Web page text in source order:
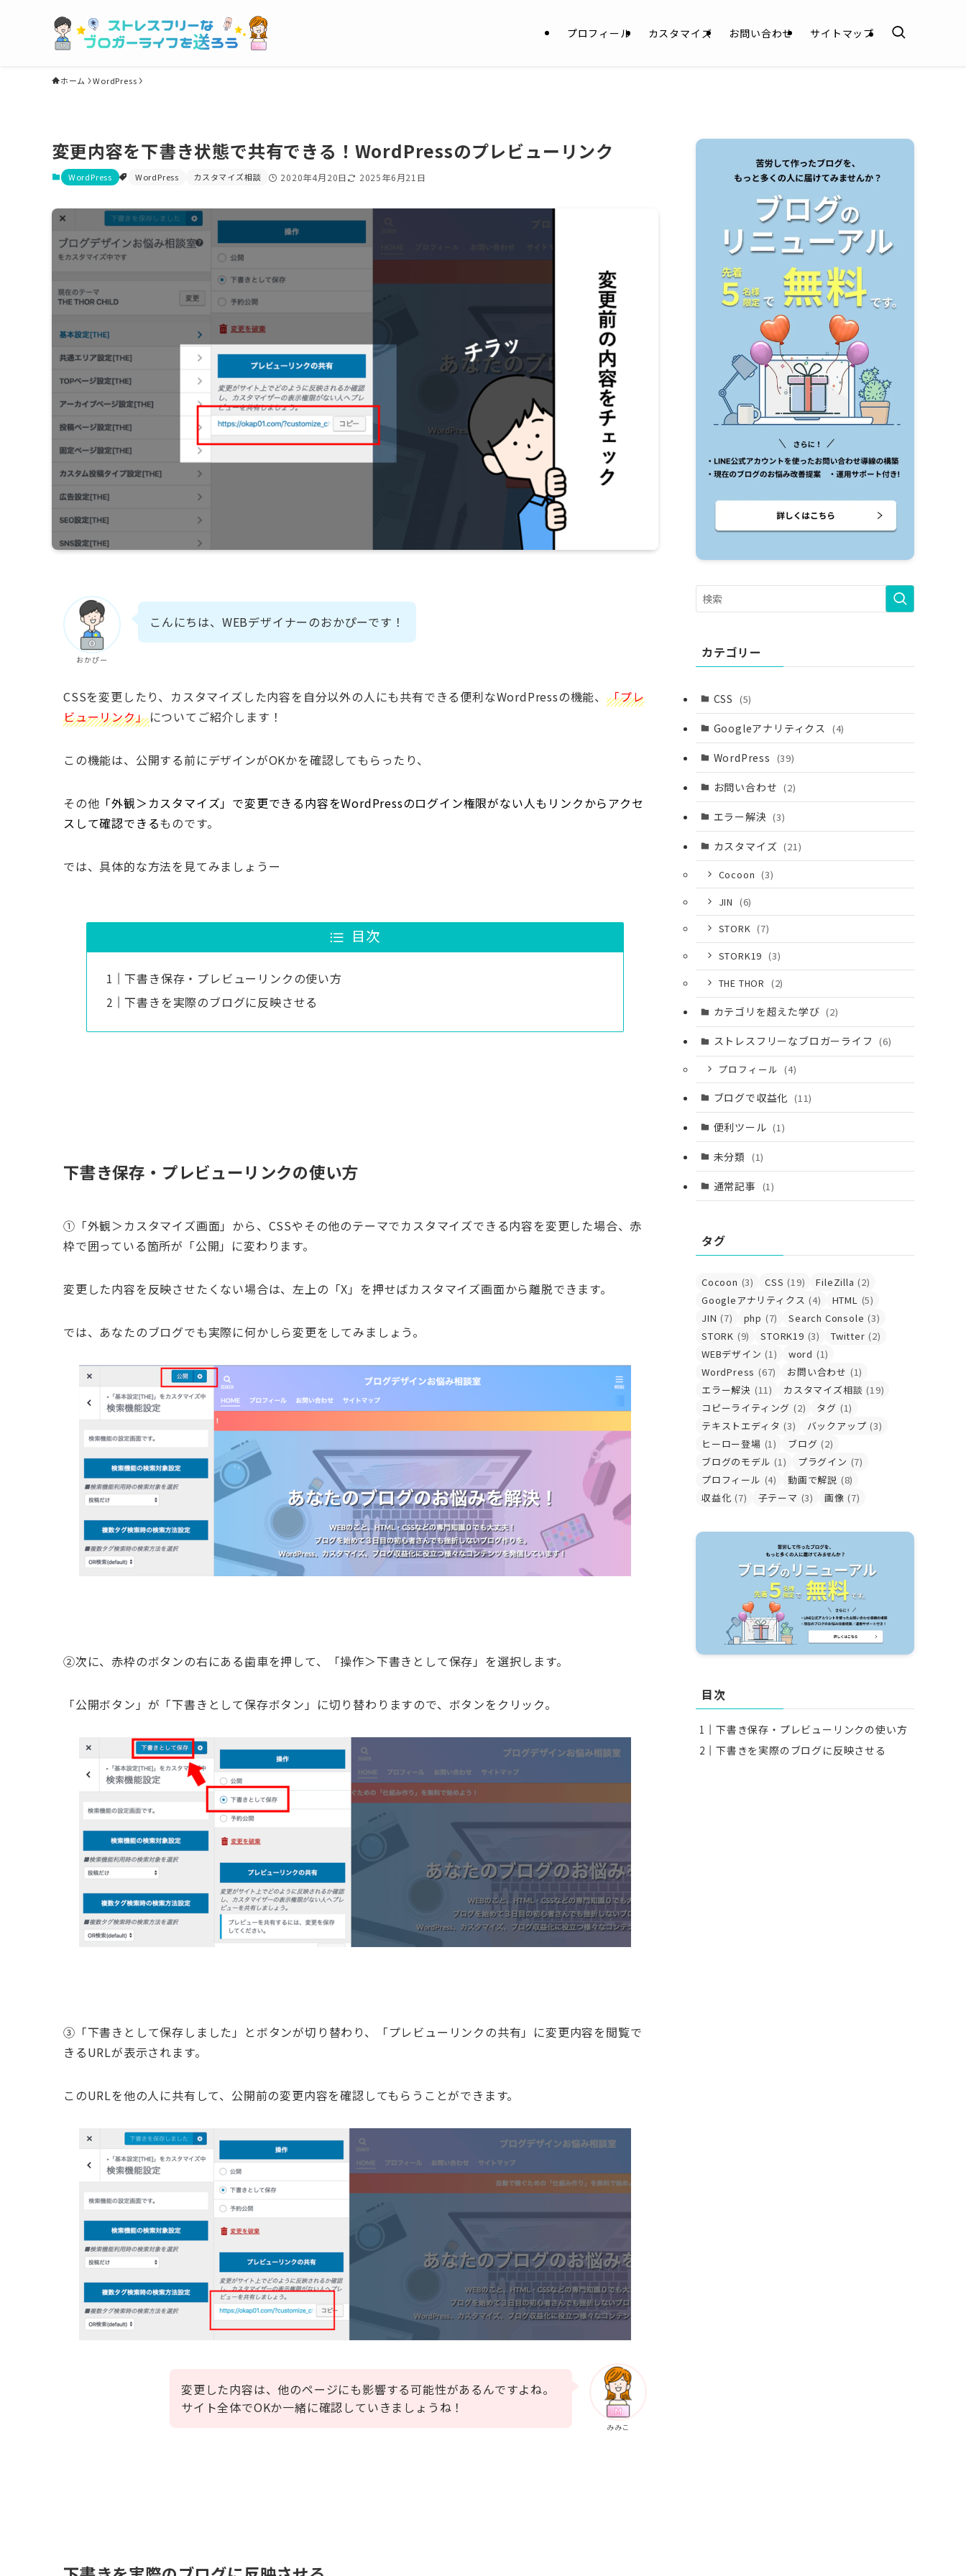
プロフィール カスタマイズ お問い合わせ サイトマップ
ホーム WordPress
変更内容を下書き状態で共有できる！WordPressのプレビューリンク
WordPress WordPress カスタマイズ相談 2020年4月20日 2025年6月21日
おかぴー
こんにちは、WEBデザイナーのおかぴーです！
CSSを変更したり、カスタマイズした内容を自分以外の人にも共有できる便利なWordPressの機能、 「プレ
ビューリンク」についてご紹介します！
この機能は、公開する前にデザインがOKかを確認してもらったり、
その他 「外観＞カスタマイズ」で変更できる内容をWordPressのログイン権限がない人もリンクからアクセ
スして確認できるものです。
では、具体的な方法を見てみましょうー
目次
下書き保存・プレビューリンクの使い方
下書きを実際のブログに反映させる
下書き保存・プレビューリンクの使い方
①「外観＞カスタマイズ画面」から、CSSやその他のテーマでカスタマイズできる内容を変更した場合、赤
枠で囲っている箇所が「公開」に変わります。
変更した内容を反映させたくない場合は、左上の「X」を押せばカスタマイズ画面から離脱できます。
では、あなたのブログでも実際に何かしら変更をしてみましょう。
②次に、赤枠のボタンの右にある歯車を押して、「操作＞下書きとして保存」を選択します。
「公開ボタン」が「下書きとして保存ボタン」に切り替わりますので、ボタンをクリック。
③「下書きとして保存しました」とボタンが切り替わり、「プレビューリンクの共有」に変更内容を閲覧で
きるURLが表示されます。
このURLを他の人に共有して、公開前の変更内容を確認してもらうことができます。
みみこ
変更した内容は、他のページにも影響する可能性があるんですよね。
サイト全体でOKか一緒に確認していきましょうね！
カテゴリー
CSS (5)
Googleアナリティクス (4)
WordPress (39)
お問い合わせ (2)
エラー解決 (3)
カスタマイズ (21)
Cocoon (3)
JIN (6)
STORK (7)
STORK19 (3)
THE THOR (2)
カテゴリを超えた学び (2)
ストレスフリーなブロガーライフ (6)
プロフィール (4)
ブログで収益化 (11)
便利ツール (1)
未分類 (1)
通常記事 (1)
タグ
Cocoon (3) CSS (19) FileZilla (2)
Googleアナリティクス (4) HTML (5)
JIN (7) php (7) Search Console (3)
STORK (9) STORK19 (3) Twitter (2)
WEBデザイン (1) word (1)
WordPress (67) お問い合わせ (1)
エラー解決 (11) カスタマイズ相談 (19)
コピーライティング (2) タグ (1)
テキストエディタ (3) バックアップ (3)
ヒーロー登場 (1) ブログ (2)
ブログのモデル (1) プラグイン (7)
プロフィール (4) 動画で解説 (8)
収益化 (7) 子テーマ (3) 画像 (7)
目次
下書き保存・プレビューリンクの使い方
下書きを実際のブログに反映させる